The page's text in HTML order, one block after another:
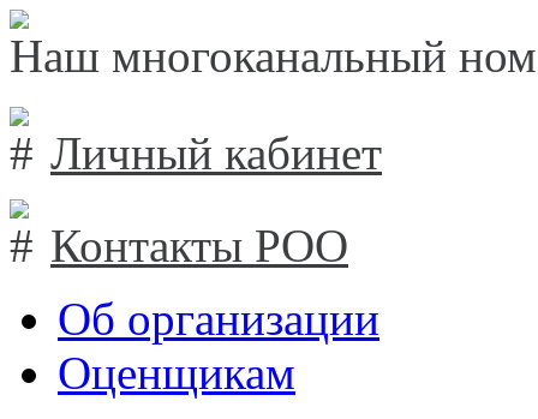
Наш многоканальный
Личный кабинет
Контакты РОО
Об организации
Оценщикам